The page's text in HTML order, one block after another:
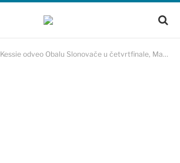
Kessie odveo Obalu Slonovače u četvrtfinale, Mane i ekipa idu kući